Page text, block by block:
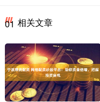
01 相关文章